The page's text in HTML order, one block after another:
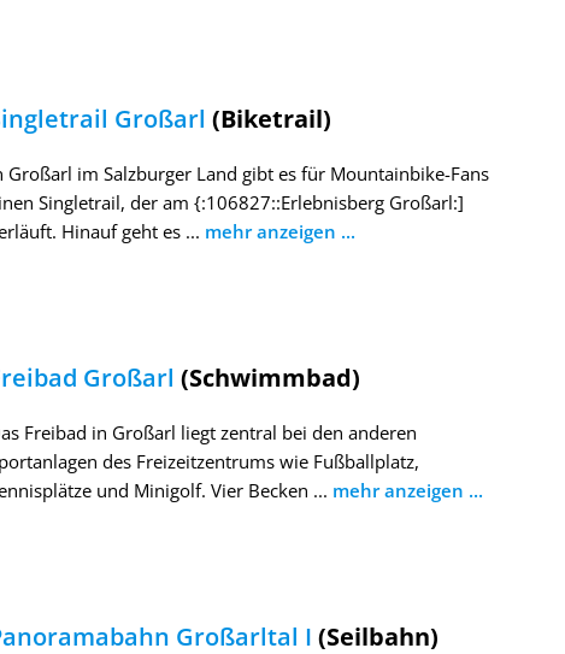
Großarl (Biketrail)
Großarl im Salzburger Land gibt es für Mountainbike-Fans
Singletrail, der am {:106827::Erlebnisberg Großarl:]
Hinauf geht es ... mehr anzeigen ...
Großarl (Schwimmbad)
Freibad in Großarl liegt zentral bei den anderen
des Freizeitzentrums wie Fußballplatz,
und Minigolf. Vier Becken ... mehr anzeigen ...
Großarltal I (Seilbahn)